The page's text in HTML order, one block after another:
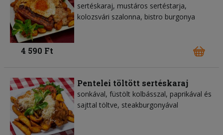
sertéskaraj, mustáros sertéstarja,
kolozsvári szalonna, bistro burgonya
4 590 Ft
Pentelei töltött sertéskaraj
sonkával, füstölt kolbásszal, paprikával és
sajttal töltve, steakburgonyával